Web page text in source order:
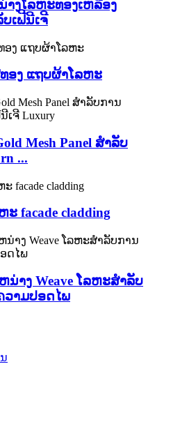
າງໂລຫະທອງເຫລືອງ
ເຟີນີເຈີ
ທອງ ແຖບຜ້າໂລຫະ
Mesh Panel ສໍາລັບ
...
ະ facade cladding
ນ່າງ Weave ໂລຫະສໍາລັບ
ວາມປອດໄພ